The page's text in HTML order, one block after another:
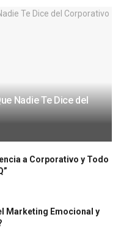
Nadie Te Dice del
a Corporativo y Todo
Marketing Emocional y